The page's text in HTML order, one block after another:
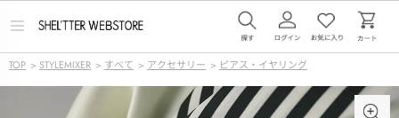
メ
ー
を
TOP > STYLEMIXER > すべて > アクセサリー > ピアス・イヤリング